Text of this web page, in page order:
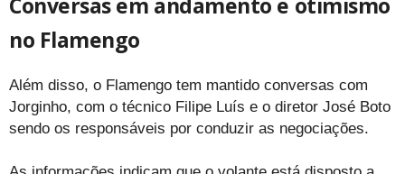
no Flamengo
Além disso, o Flamengo tem mantido conversas com
Jorginho, com o técnico Filipe Luís e o diretor José Boto
sendo os responsáveis por conduzir as negociações.